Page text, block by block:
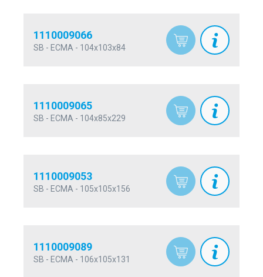
1110009066
SB - ECMA - 104x103x84
1110009065
SB - ECMA - 104x85x229
1110009053
SB - ECMA - 105x105x156
1110009089
SB - ECMA - 106x105x131